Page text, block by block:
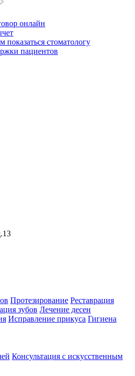
онлайн
показаться стоматологу
пациентов
Протезирование Реставрация
зубов Лечение десен
Исправление прикуса Гигиена
Консультация с искусственным